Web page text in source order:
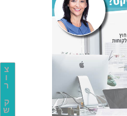
צ
ו
ר
ק
ש